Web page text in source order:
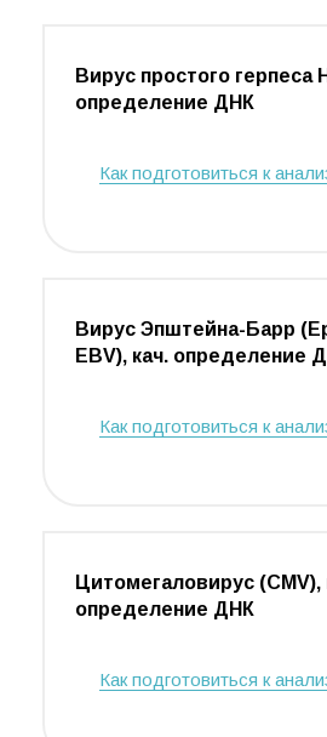
Вирус простого герпеса
определение ДНК
Как подготовиться к
Вирус Эпштейна-Барр
EBV), кач. определение
Как подготовиться к
Цитомегаловирус (CMV),
определение ДНК
Как подготовиться к